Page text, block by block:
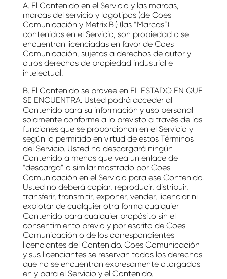
A. El Contenido en el Servicio y las marcas,
marcas del servicio y logotipos (de Coes
Comunicación y Metrix.Bi) (las “Marcas”)
contenidos en el Servicio, son propiedad o se
encuentran licenciadas en favor de Coes
Comunicación, sujetas a derechos de autor y
otros derechos de propiedad industrial e
intelectual.
B. El Contenido se provee en EL ESTADO EN QUE
SE ENCUENTRA. Usted podrá acceder al
Contenido para su información y uso personal
solamente conforme a lo previsto a través de las
funciones que se proporcionan en el Servicio y
según lo permitido en virtud de estos Términos
del Servicio. Usted no descargará ningún
Contenido a menos que vea un enlace de
“descarga” o similar mostrado por Coes
Comunicación en el Servicio para ese Contenido.
Usted no deberá copiar, reproducir, distribuir,
transferir, transmitir, exponer, vender, licenciar ni
explotar de cualquier otra forma cualquier
Contenido para cualquier propósito sin el
consentimiento previo y por escrito de Coes
Comunicación o de los correspondientes
licenciantes del Contenido. Coes Comunicación
y sus licenciantes se reservan todos los derechos
que no se encuentran expresamente otorgados
en y para el Servicio y el Contenido.